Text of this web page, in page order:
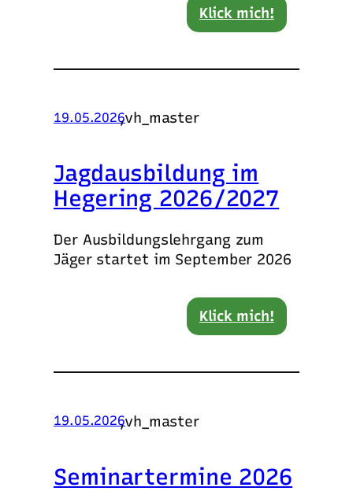
Klick mich!
19.05.2026
,vh_master
Jagdausbildung im
Hegering 2026/2027
Der Ausbildungslehrgang zum
Jäger startet im September 2026
Klick mich!
19.05.2026
,vh_master
Seminartermine 2026